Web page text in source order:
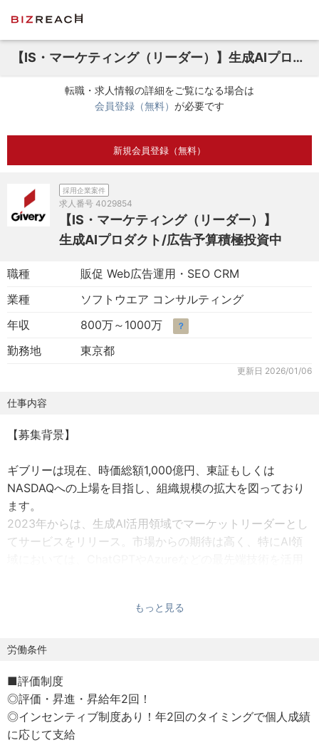
【IS・マーケティング（リーダー）】生成AIプロダクト/広告予算積極投資中
転職・求人情報の詳細をご覧になる場合は
会員登録（無料） が必要です
新規会員登録（無料）
採用企業案件
求人番号 4029854
【IS・マーケティング（リーダー）】
生成AIプロダクト/広告予算積極投資中
職種
販促 Web広告運用・SEO CRM
業種
ソフトウエア コンサルティング
年収
800万～1000万 ？
勤務地 東京都
更新日 2026/01/06
仕事内容
【募集背景】
ギブリーは現在、時価総額1,000億円、東証もしくは
NASDAQへの上場を目指し、組織規模の拡大を図っており
ます。
2023年からは、生成AI活用領域でマーケットリーダーとし
てサービスをリリース。市場からの期待は高く、特にAI領
ソフト、日産自動車、住友商事様をはじめとするエンター
また、展示会にも積極的に出展し、「生成AIのパイオニア
ギブリー」としての認知とブランディングを築いてきまし
た。
もっと見る
労働条件
■評価制度
◎評価・昇進・昇給年2回！
◎インセンティブ制度あり！年2回のタイミングで個人成績
に応じて支給